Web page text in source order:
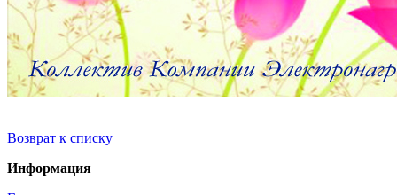
Возврат к списку
Информация